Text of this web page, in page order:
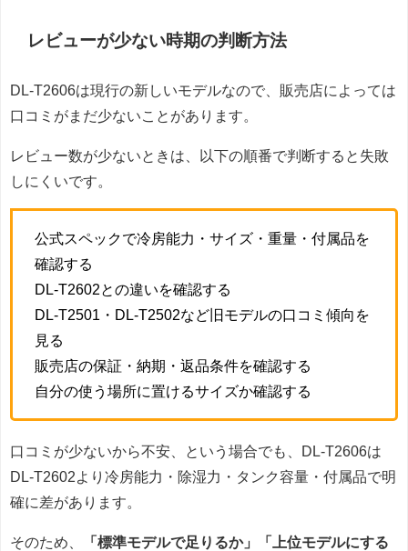
レビューが少ない時期の判断方法
DL-T2606は現行の新しいモデルなので、販売店によっては
口コミがまだ少ないことがあります。
レビュー数が少ないときは、以下の順番で判断すると失敗
しにくいです。
公式スペックで冷房能力・サイズ・重量・付属品を
確認する
DL-T2602との違いを確認する
DL-T2501・DL-T2502など旧モデルの口コミ傾向を
見る
販売店の保証・納期・返品条件を確認する
自分の使う場所に置けるサイズか確認する
口コミが少ないから不安、という場合でも、DL-T2606は
DL-T2602より冷房能力・除湿力・タンク容量・付属品で明
確に差があります。
そのため、
「標準モデルで足りるか」「上位モデルにする